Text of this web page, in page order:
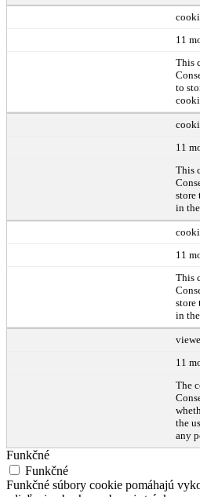
11
This
to
11
This
store
in
11
This
store
in
11
The
the
any
Funkčné
Funkčné
Funkčné súbory cookie pomáhajú